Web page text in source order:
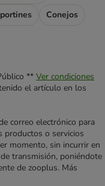
Conejos
** Ver condiciones
el artículo en los
correo electrónico para
productos o servicios
momento, sin incurrir en
transmisión, poniéndote
de zooplus. Más